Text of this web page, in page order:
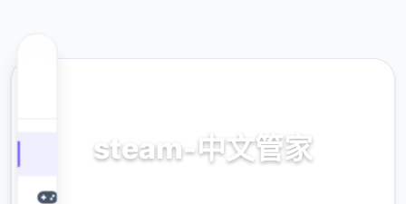
steam-中文管家
官方法唯首指准确，正版app，官方app，普通